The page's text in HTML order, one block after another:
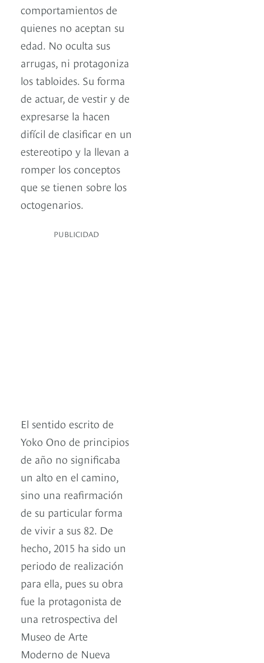
comportamientos de
quienes no aceptan su
edad. No oculta sus
arrugas, ni protagoniza
los tabloides. Su forma
de actuar, de vestir y de
expresarse la hacen
difícil de clasificar en un
estereotipo y la llevan a
romper los conceptos
que se tienen sobre los
octogenarios.
PUBLICIDAD
El sentido escrito de
Yoko Ono de principios
de año no significaba
un alto en el camino,
sino una reafirmación
de su particular forma
de vivir a sus 82. De
hecho, 2015 ha sido un
periodo de realización
para ella, pues su obra
fue la protagonista de
una retrospectiva del
Museo de Arte
Moderno de Nueva